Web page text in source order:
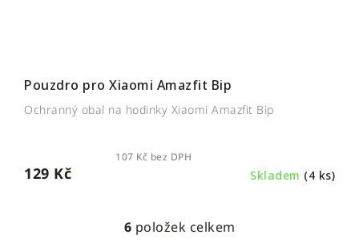
Pouzdro pro Xiaomi Amazfit Bip
Skladem (4 ks)
107 Kč bez DPH
129 Kč
Ochranný obal na hodinky Xiaomi Amazfit Bip
O
6 položek celkem